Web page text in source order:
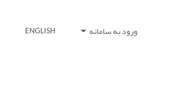
ورود به سامانه ENGLISH